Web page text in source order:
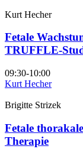
Kurt Hecher
Fetale
TRUFFLE-
09:30-10:00
Kurt Hecher
Brigitte Strizek
Fetale
Therapie